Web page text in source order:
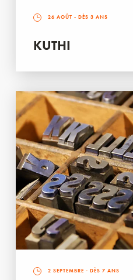
26 AOÛT - DÈS 3 ANS
KUTHI
2 SEPTEMBRE - DÈS 7 ANS